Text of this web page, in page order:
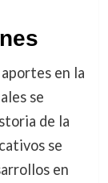
en la
se
de la
se
en